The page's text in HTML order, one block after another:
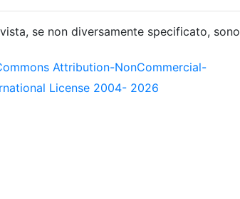
se non diversamente specificato, sono
Attribution-NonCommercial-
License 2004- 2026